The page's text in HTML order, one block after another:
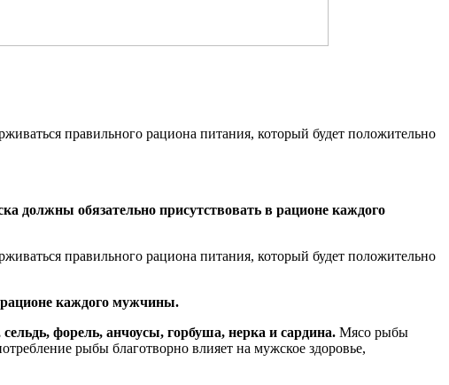
правильного рациона питания, который будет положительно
должны обязательно присутствовать в рационе каждого
правильного рациона питания, который будет положительно
рационе каждого мужчины.
сельдь, форель, анчоусы, горбуша, нерка и сардина. Мясо рыбы
рыбы благотворно влияет на мужское здоровье,